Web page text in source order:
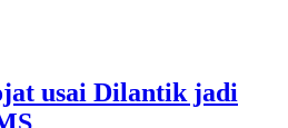
usai Dilantik jadi